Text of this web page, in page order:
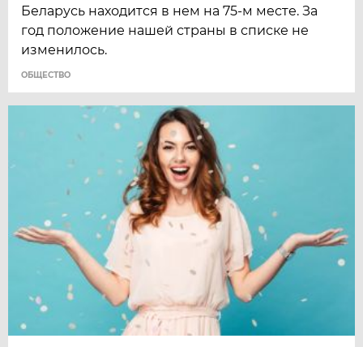
Беларусь находится в нем на 75-м месте. За
год положение нашей страны в списке не
изменилось.
ОБЩЕСТВО